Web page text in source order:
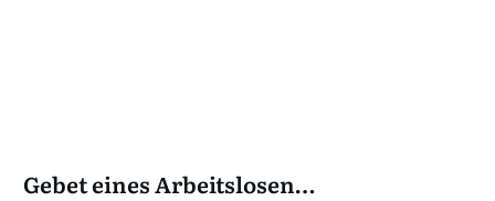
Gebet eines Arbeitslosen…